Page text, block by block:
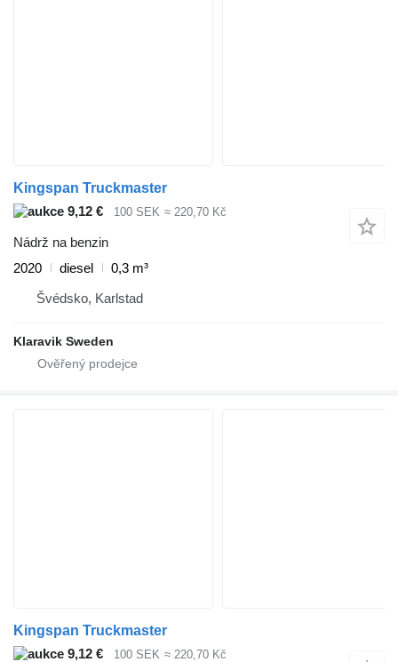
Kingspan Truckmaster
9,12 €
100 SEK ≈ 220,70 Kč
Nádrž na benzin
2020
diesel
0,3 m³
Švédsko, Karlstad
Klaravik Sweden
Kingspan Truckmaster
9,12 €
100 SEK ≈ 220,70 Kč